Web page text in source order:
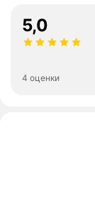
5,0
4 оценки